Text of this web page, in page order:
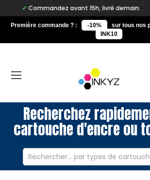
Commandez avant 15h, livré demain.
Première commande ? : -10%
sur tous nos
INK10
Recherchez
cartouche d'encre ou